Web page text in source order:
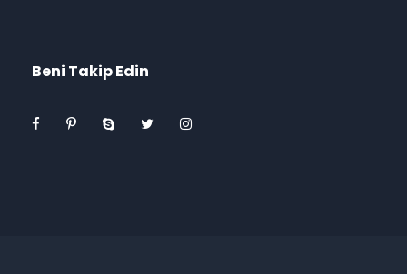
Beni Takip Edin